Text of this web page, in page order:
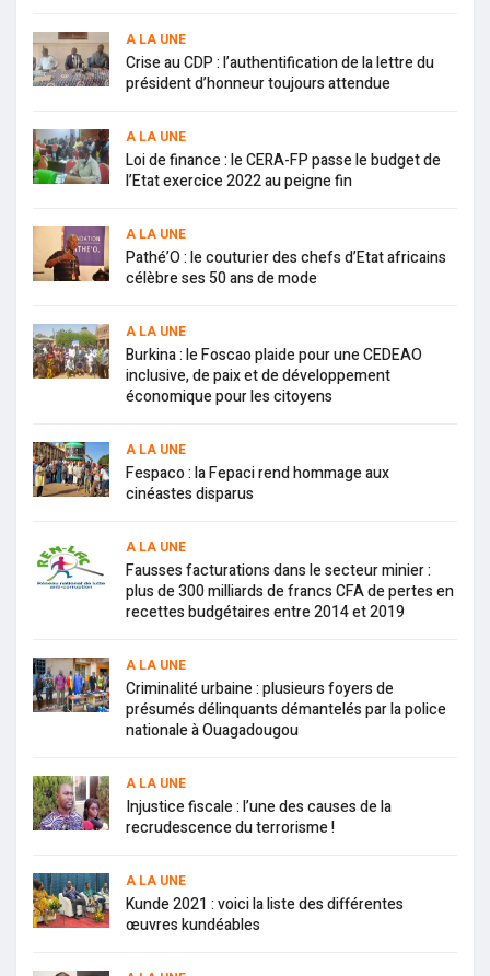
A LA UNE
Crise au CDP : l’authentification de la lettre du
président d’honneur toujours attendue
A LA UNE
Loi de finance : le CERA-FP passe le budget de
l’Etat exercice 2022 au peigne fin
A LA UNE
Pathé’O : le couturier des chefs d’Etat africains
célèbre ses 50 ans de mode
A LA UNE
Burkina : le Foscao plaide pour une CEDEAO
inclusive, de paix et de développement
économique pour les citoyens
A LA UNE
Fespaco : la Fepaci rend hommage aux
cinéastes disparus
A LA UNE
Fausses facturations dans le secteur minier :
plus de 300 milliards de francs CFA de pertes en
recettes budgétaires entre 2014 et 2019
A LA UNE
Criminalité urbaine : plusieurs foyers de
présumés délinquants démantelés par la police
nationale à Ouagadougou
A LA UNE
Injustice fiscale : l’une des causes de la
recrudescence du terrorisme !
A LA UNE
Kunde 2021 : voici la liste des différentes
œuvres kundéables